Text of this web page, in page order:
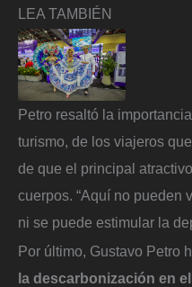
LEA TAMBIÉN
Petro resaltó la
turismo, de los viajeros
de que el principal
cuerpos. “Aquí no pueden
ni se puede estimular la
Por último, Gustavo Petro
la descarbonización en